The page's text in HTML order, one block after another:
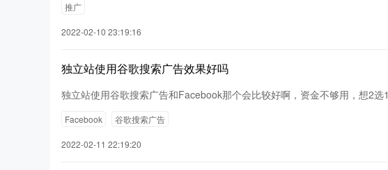
推广
2022-02-10 23:19:16
独立站使用谷歌搜索广告效果好吗
独立站使用谷歌搜索广告和Facebook那个会比较好啊，资金不够用，想2选1
Facebook 谷歌搜索广告
2022-02-11 22:19:20